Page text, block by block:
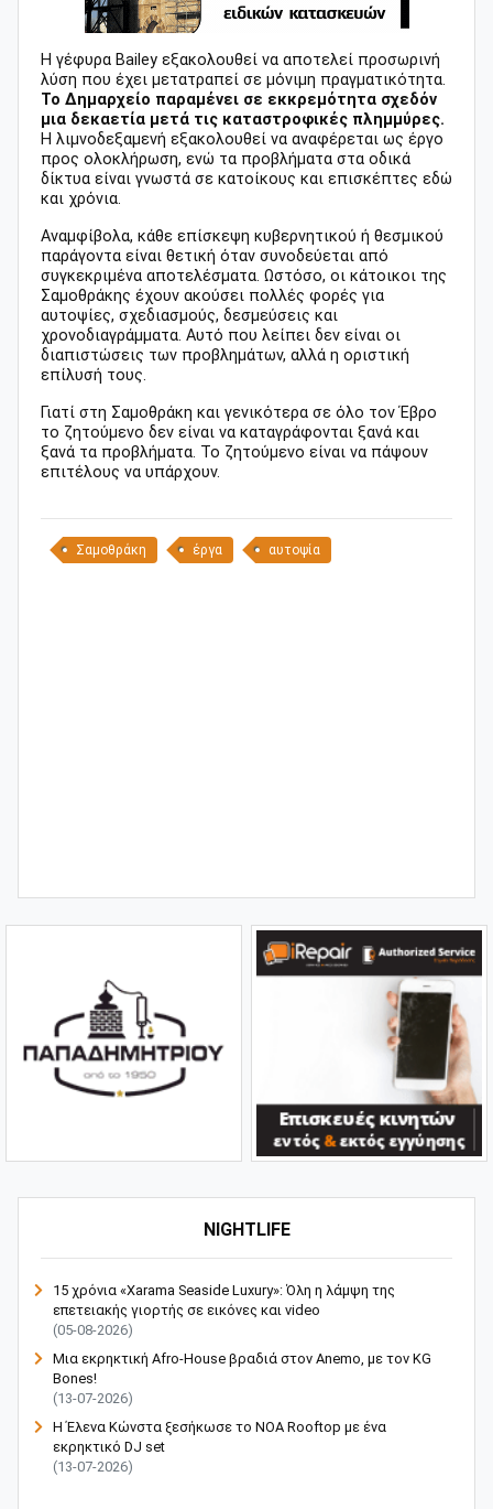
NIGHTLIFE
15 χρόνια «Xarama Seaside Luxury»: Όλη η λάμψη της
επετειακής γιορτής σε εικόνες και video
(05-08-2026)
Μια εκρηκτική Afro-House βραδιά στον Anemo, με τον KG
Bones!
(13-07-2026)
Η Έλενα Κώνστα ξεσήκωσε το NOA Rooftop με ένα
εκρηκτικό DJ set
(13-07-2026)
Η γέφυρα Bailey εξακολουθεί να αποτελεί προσωρινή
λύση που έχει μετατραπεί σε μόνιμη πραγματικότητα.
Το Δημαρχείο παραμένει σε εκκρεμότητα σχεδόν
μια δεκαετία μετά τις καταστροφικές πλημμύρες.
Η λιμνοδεξαμενή εξακολουθεί να αναφέρεται ως έργο
προς ολοκλήρωση, ενώ τα προβλήματα στα οδικά
δίκτυα είναι γνωστά σε κατοίκους και επισκέπτες εδώ
και χρόνια.
Αναμφίβολα, κάθε επίσκεψη κυβερνητικού ή θεσμικού
παράγοντα είναι θετική όταν συνοδεύεται από
συγκεκριμένα αποτελέσματα. Ωστόσο, οι κάτοικοι της
Σαμοθράκης έχουν ακούσει πολλές φορές για
αυτοψίες, σχεδιασμούς, δεσμεύσεις και
χρονοδιαγράμματα. Αυτό που λείπει δεν είναι οι
διαπιστώσεις των προβλημάτων, αλλά η οριστική
επίλυσή τους.
Γιατί στη Σαμοθράκη και γενικότερα σε όλο τον Έβρο
το ζητούμενο δεν είναι να καταγράφονται ξανά και
ξανά τα προβλήματα. Το ζητούμενο είναι να πάψουν
επιτέλους να υπάρχουν.
Σαμοθράκη έργα αυτοψία